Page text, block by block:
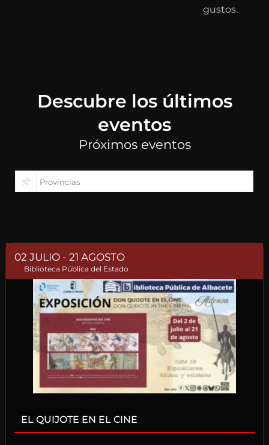
gustos.
Descubre los últimos
eventos
Próximos eventos
02 JULIO - 21 AGOSTO
Biblioteca Pública del Estado
EL QUIJOTE EN EL CINE